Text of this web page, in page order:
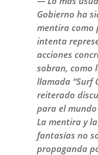
Gobierno ha
mentira como
intenta
acciones
sobran, como
llamada “Surf
reiterado
para el
La mentira y
fantasías no
propaganda